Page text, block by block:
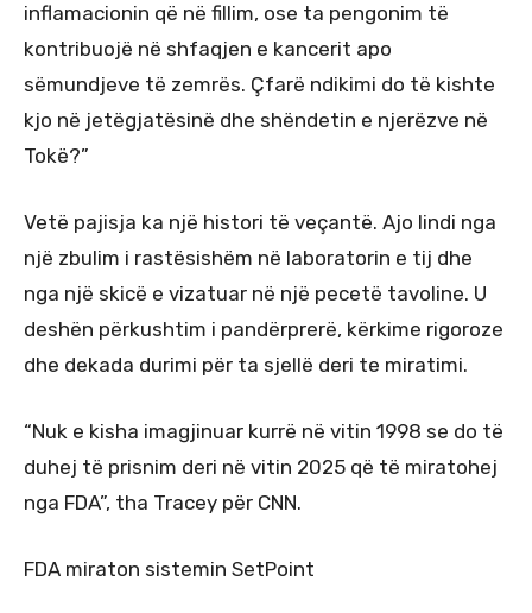
inflamacionin që në fillim, ose ta pengonim të
kontribuojë në shfaqjen e kancerit apo
sëmundjeve të zemrës. Çfarë ndikimi do të kishte
kjo në jetëgjatësinë dhe shëndetin e njerëzve në
Tokë?”
Vetë pajisja ka një histori të veçantë. Ajo lindi nga
një zbulim i rastësishëm në laboratorin e tij dhe
nga një skicë e vizatuar në një pecetë tavoline. U
deshën përkushtim i pandërprerë, kërkime rigoroze
dhe dekada durimi për ta sjellë deri te miratimi.
“Nuk e kisha imagjinuar kurrë në vitin 1998 se do të
duhej të prisnim deri në vitin 2025 që të miratohej
nga FDA”, tha Tracey për CNN.
FDA miraton sistemin SetPoint